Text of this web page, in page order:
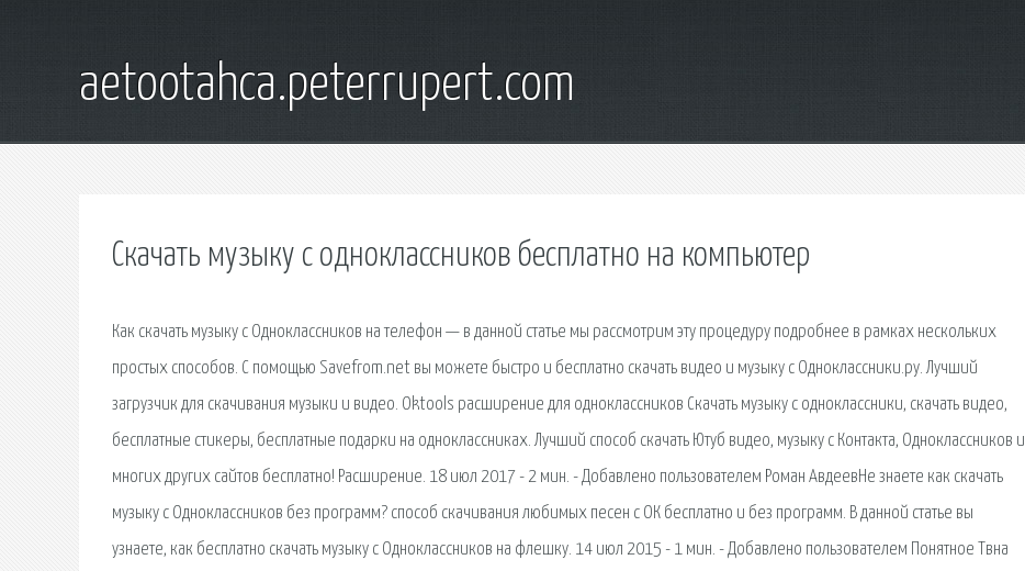
aetootahca.peterrupert.com
Скачать музыку с одноклассников бесплатно на компьютер
Как скачать музыку с Одноклассников на телефон — в данной статье мы рассмотрим эту процедуру подробнее в рамках нескольких
простых способов. С помощью Savefrom.net вы можете быстро и бесплатно скачать видео и музыку с Одноклассники.ру. Лучший
загрузчик для скачивания музыки и видео. Oktools расширение для одноклассников Скачать музыку с одноклассники, скачать видео,
бесплатные стикеры, бесплатные подарки на одноклассниках. Лучший способ скачать Ютуб видео, музыку с Контакта, Одноклассников и
многих других сайтов бесплатно! Расширение. 18 июл 2017 - 2 мин. - Добавлено пользователем Роман АвдеевНе знаете как скачать
музыку с Одноклассников без программ? способ скачивания любимых песен с ОК бесплатно и без программ. В данной статье вы
узнаете, как бесплатно скачать музыку с Одноклассников на флешку. 14 июл 2015 - 1 мин. - Добавлено пользователем Понятное Твна